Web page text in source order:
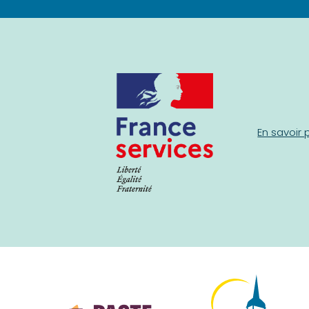
En savoir